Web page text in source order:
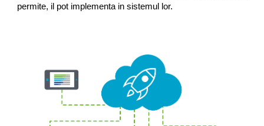
permite, il pot implementa in sistemul lor.